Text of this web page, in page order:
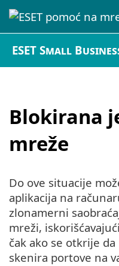
ESET Small
Blokirana
mreže
Do ove situacije
aplikacija na
zlonamerni
mreži,
čak ako se otkrije
skenira portove na